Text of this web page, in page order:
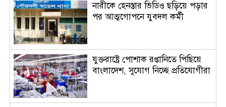
নারীকে হেনস্তার ভিডিও ছড়িয়ে পড়ার
পর আত্মগোপনে যুবদল কর্মী
যুক্তরাষ্ট্রে পোশাক রপ্তানিতে পিছিয়ে
বাংলাদেশ, সুযোগ নিচ্ছে প্রতিযোগীরা